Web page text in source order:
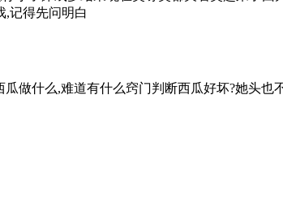
,记得先问明白
做什么,难道有什么窍门判断西瓜好坏?她头